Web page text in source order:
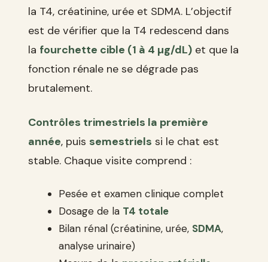
la T4, créatinine, urée et SDMA. L’objectif
est de vérifier que la T4 redescend dans
la fourchette cible (1 à 4 µg/dL) et que la
fonction rénale ne se dégrade pas
brutalement.
Contrôles trimestriels la première
année, puis semestriels si le chat est
stable. Chaque visite comprend :
Pesée et examen clinique complet
Dosage de la T4 totale
Bilan rénal (créatinine, urée, SDMA,
analyse urinaire)